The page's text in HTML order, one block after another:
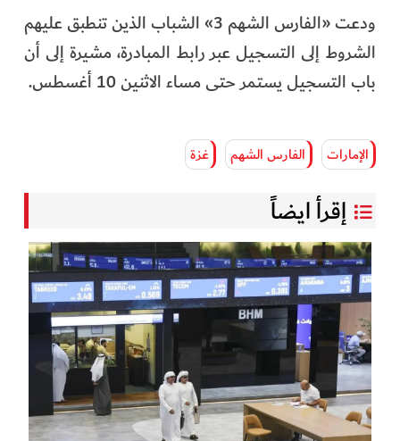
ودعت «الفارس الشهم 3» الشباب الذين تنطبق عليهم
الشروط إلى التسجيل عبر رابط المبادرة، مشيرة إلى أن
باب التسجيل يستمر حتى مساء الاثنين 10 أغسطس.
الإمارات الفارس الشهم غزة
إقرأ ايضاً